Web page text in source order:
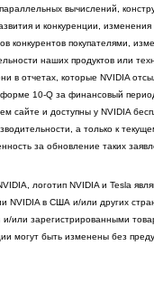
вычислений,
и конкуренции,
конкурентов покупателями,
наших продуктов или
в отчетах, которые NVIDIA
10-Q за финансовый
сайте и доступны у NVIDIA
а только к
за обновление таких
логотип NVIDIA и Tesla
NVIDIA в США и/или других
и/или зарегистрированными
могут быть изменены без